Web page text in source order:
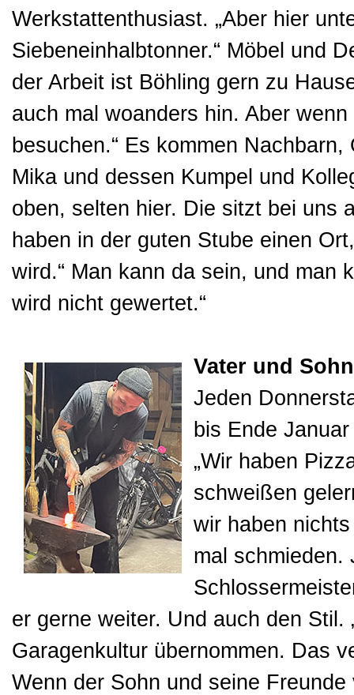
Werkstattenthusiast. „Aber hier
Siebeneinhalbtonner.“ Möbel und
der Arbeit ist Böhling gern zu
auch mal woanders hin. Aber
besuchen.“ Es kommen
Mika und dessen Kumpel und
oben, selten hier. Die sitzt bei uns
haben in der guten Stube einen
wird.“ Man kann da sein, und man
wird nicht gewertet.“
Vater und Sohn
Jeden
bis Ende
„Wir haben
schweißen
wir haben
mal schmieden.
er gerne weiter. Und auch den Stil.
Garagenkultur übernommen. Das
Wenn der Sohn und seine